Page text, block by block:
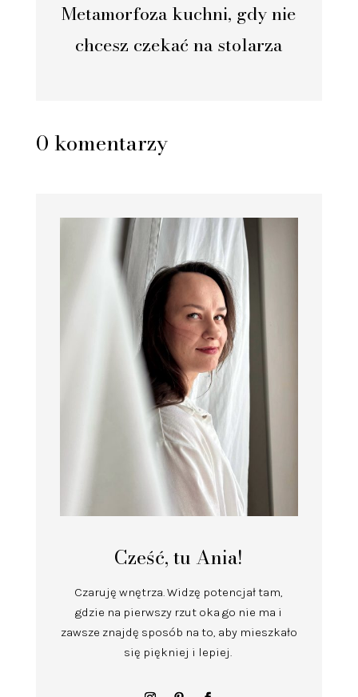
Metamorfoza kuchni, gdy nie
chcesz czekać na stolarza
0 komentarzy
Cześć, tu Ania!
Czaruję wnętrza.Widzę potencjał tam,
gdzie na pierwszy rzut oka go nie ma i
zawsze znajdę sposób na to, aby mieszkało
się piękniej i lepiej.